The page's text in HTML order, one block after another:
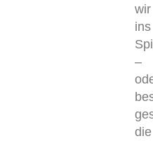
wir
ins
–
die